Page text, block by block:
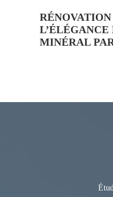
MINÉRAL